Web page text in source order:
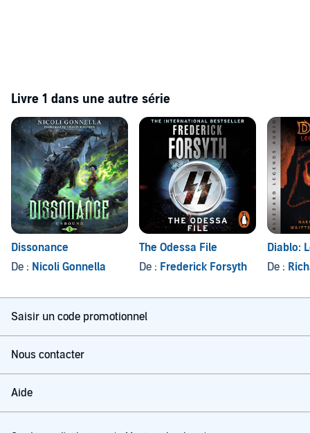
Livre 1 dans une autre série
Dissonance
De : Nicoli Gonnella
The Odessa File
De : Frederick Forsyth
Diablo:
De :
Saisir un code promotionnel
Nous contacter
Aide